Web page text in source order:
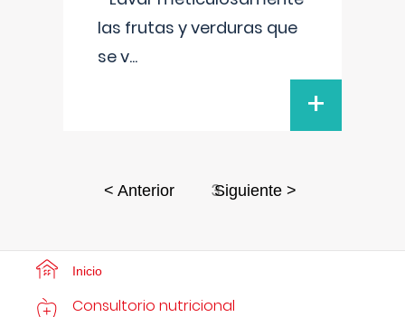
las frutas y verduras que
se v...
+
< Anterior 3Siguiente >
Inicio
Consultorio nutricional